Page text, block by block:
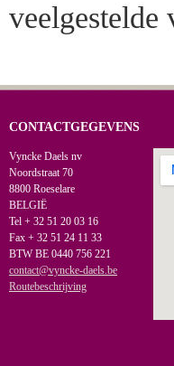
veelgestelde
CONTACTGEGEVENS
Vyncke Daels nv
Noordstraat 70
8800 Roeselare
BELGIË
Tel + 32 51 20 03 16
Fax + 32 51 24 11 33
BTW BE 0440 756 221
contact@vyncke-daels.be
Routebeschrijving